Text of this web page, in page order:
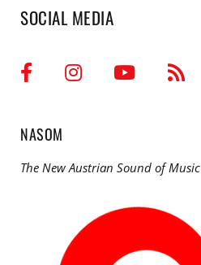
SOCIAL MEDIA
NASOM
The New Austrian Sound of Music